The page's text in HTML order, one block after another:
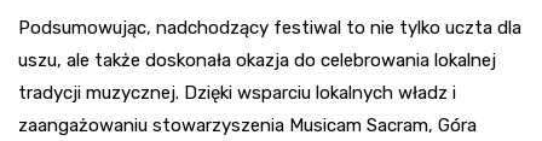
Podsumowując, nadchodzący festiwal to nie tylko uczta dla
uszu, ale także doskonała okazja do celebrowania lokalnej
tradycji muzycznej. Dzięki wsparciu lokalnych władz i
zaangażowaniu stowarzyszenia Musicam Sacram, Góra